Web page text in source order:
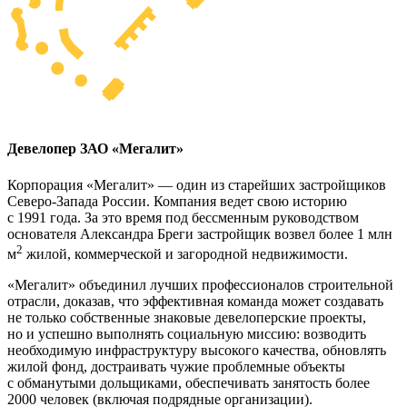
Девелопер ЗАО «Мегалит»
Корпорация «Мегалит» — один из старейших застройщиков
Северо-Запада России. Компания ведет свою историю
с 1991 года. За это время под бессменным руководством
основателя Александра Бреги застройщик возвел более 1 млн
м2 жилой, коммерческой и загородной недвижимости.
«Мегалит» объединил лучших профессионалов строительной
отрасли, доказав, что эффективная команда может создавать
не только собственные знаковые девелоперские проекты,
но и успешно выполнять социальную миссию: возводить
необходимую инфраструктуру высокого качества, обновлять
жилой фонд, достраивать чужие проблемные объекты
с обманутыми дольщиками, обеспечивать занятость более
2000 человек (включая подрядные организации).